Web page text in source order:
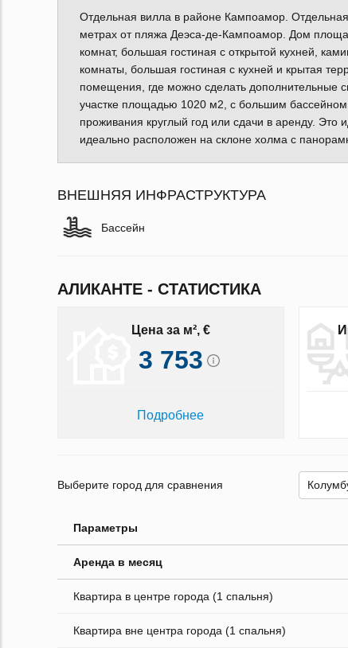
Отдельная вилла в районе Кампоамор.
метрах от пляжа Деэса-де-Кампоамор. Дом
комнат, большая гостиная с открытой кухней,
комнаты, большая гостиная с кухней и крытая
помещения, где можно сделать дополнительные
участке площадью 1020 м2, с большим
проживания круглый год или сдачи в аренду.
идеально расположен на склоне холма с
ВНЕШНЯЯ ИНФРАСТРУКТУРА
Бассейн
АЛИКАНТЕ - СТАТИСТИКА
Цена за м², €
3 753
Подробнее
Выберите город для сравнения
Параметры
Аренда в месяц
Квартира в центре города (1 спальня)
Квартира вне центра города (1 спальня)